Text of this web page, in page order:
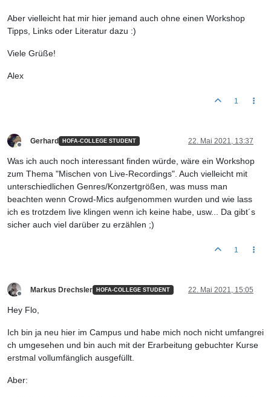
Aber vielleicht hat mir hier jemand auch ohne einen Workshop
Tipps, Links oder Literatur dazu :)
Viele Grüße!
Alex
1
Gerhard HOFA-COLLEGE STUDENT 22. Mai 2021, 13:37
Was ich auch noch interessant finden würde, wäre ein Workshop
zum Thema "Mischen von Live-Recordings". Auch vielleicht mit
unterschiedlichen Genres/Konzertgrößen, was muss man
beachten wenn Crowd-Mics aufgenommen wurden und wie lass
ich es trotzdem live klingen wenn ich keine habe, usw... Da gibt´s
sicher auch viel darüber zu erzählen ;)
1
Markus Drechsler HOFA-COLLEGE STUDENT 22. Mai 2021, 15:05
Hey Flo,
Ich bin ja neu hier im Campus und habe mich noch nicht umfangrei
ch umgesehen und bin auch mit der Erarbeitung gebuchter Kurse
erstmal vollumfänglich ausgefüllt.
Aber: